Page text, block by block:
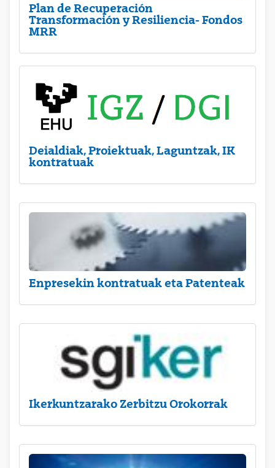
Plan de Recuperación
Transformación y Resiliencia- Fondos
MRR
Deialdiak, Proiektuak, Laguntzak, IK
kontratuak
Enpresekin kontratuak eta Patenteak
Ikerkuntzarako Zerbitzu Orokorrak